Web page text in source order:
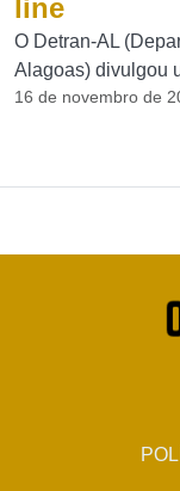
line
O Detran-AL
Alagoas) divulgou
16 de novembro de